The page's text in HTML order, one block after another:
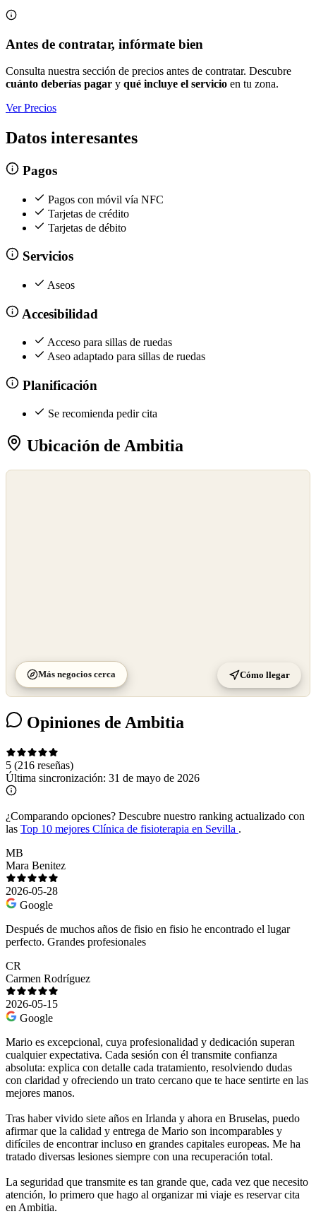
Antes de contratar, infórmate bien
Consulta nuestra sección de precios antes de contratar. Descubre
cuánto deberías pagar y qué incluye el servicio en tu zona.
Ver Precios
Datos interesantes
Pagos
Pagos con móvil vía NFC
Tarjetas de crédito
Tarjetas de débito
Servicios
Aseos
Accesibilidad
Acceso para sillas de ruedas
Aseo adaptado para sillas de ruedas
Planificación
Se recomienda pedir cita
Ubicación de Ambitia
Más negocios cerca Cómo llegar
Opiniones de Ambitia
5 (216 reseñas)
Última sincronización: 31 de mayo de 2026
¿Comparando opciones? Descubre nuestro ranking actualizado con
las Top 10 mejores Clínica de fisioterapia en Sevilla .
MB
Mara Benitez
2026-05-28
Google
Después de muchos años de fisio en fisio he encontrado el lugar
perfecto. Grandes profesionales
CR
Carmen Rodríguez
2026-05-15
Google
Mario es excepcional, cuya profesionalidad y dedicación superan
cualquier expectativa. Cada sesión con él transmite confianza
absoluta: explica con detalle cada tratamiento, resolviendo dudas
con claridad y ofreciendo un trato cercano que te hace sentirte en las
mejores manos.
Tras haber vivido siete años en Irlanda y ahora en Bruselas, puedo
afirmar que la calidad y entrega de Mario son incomparables y
difíciles de encontrar incluso en grandes capitales europeas. Me ha
tratado diversas lesiones siempre con una recuperación total.
La seguridad que transmite es tan grande que, cada vez que necesito
atención, lo primero que hago al organizar mi viaje es reservar cita
en Ambitia.